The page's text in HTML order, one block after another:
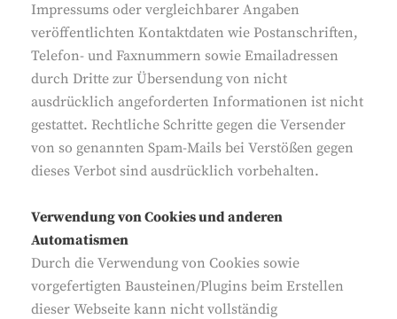
Impressums oder vergleichbarer Angaben
veröffentlichten Kontaktdaten wie Postanschriften,
Telefon- und Faxnummern sowie Emailadressen
durch Dritte zur Übersendung von nicht
ausdrücklich angeforderten Informationen ist nicht
gestattet. Rechtliche Schritte gegen die Versender
von so genannten Spam-Mails bei Verstößen gegen
dieses Verbot sind ausdrücklich vorbehalten.
Verwendung von Cookies und anderen
Automatismen
Durch die Verwendung von Cookies sowie
vorgefertigten Bausteinen/Plugins beim Erstellen
dieser Webseite kann nicht vollständig